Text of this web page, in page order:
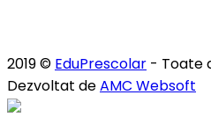
2019 © EduPrescolar - Toate
Dezvoltat deAMC Websoft